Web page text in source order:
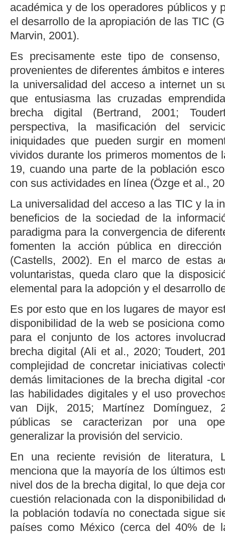
académica y de los operadores públicos y
el desarrollo de la apropiación de las TIC (
Marvin, 2001).
Es precisamente este tipo de
provenientes de diferentes ámbitos e
la universalidad del acceso a internet un
que entusiasma las cruzadas
brecha digital (Bertrand, 2001;
perspectiva, la masificación del
iniquidades que pueden surgir en
vividos durante los primeros momentos de
19, cuando una parte de la población
con sus actividades en línea (Özge et al.,
La universalidad del acceso a las TIC y la
beneficios de la sociedad de la
paradigma para la convergencia de
fomenten la acción pública en
(Castells, 2002). En el marco de estas
voluntaristas, queda claro que la
elemental para la adopción y el desarrollo
Es por esto que en los lugares de mayor
disponibilidad de la web se posiciona
para el conjunto de los actores
brecha digital (Ali et al., 2020;Toudert,
complejidad de concretar iniciativas
demás limitaciones de la brecha digital -
las habilidades digitales y el uso
van Dijk, 2015; Martínez Domínguez,
públicas se caracterizan por una
generalizar la provisión del servicio.
En una reciente revisión de literatura,
menciona que la mayoría de los últimos
nivel dos de la brecha digital, lo que deja
cuestión relacionada con la disponibilidad
la población todavía no conectada sigue
países como México (cerca del 40% de